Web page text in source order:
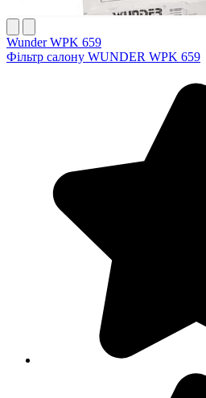
Wunder WPK 659
Фільтр салону WUNDER WPK 659